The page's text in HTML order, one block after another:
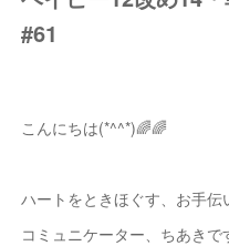
#61
こんにちは(*^^*)🌈🌈
ハートをときほぐす、お手伝
コミュニケーター、ちあきで